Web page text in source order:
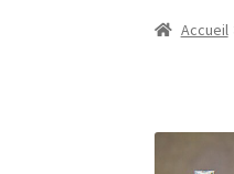
Accueil Cart
Accueil